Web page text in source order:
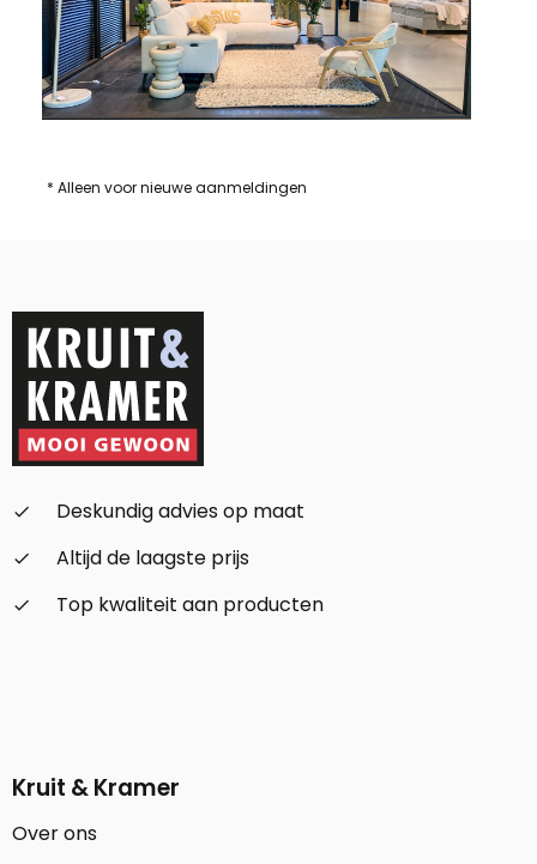
* Alleen voor nieuwe aanmeldingen
check_small
Deskundig advies op maat
check_small
Altijd de laagste prijs
check_small
Top kwaliteit aan producten
Kruit & Kramer
Over ons